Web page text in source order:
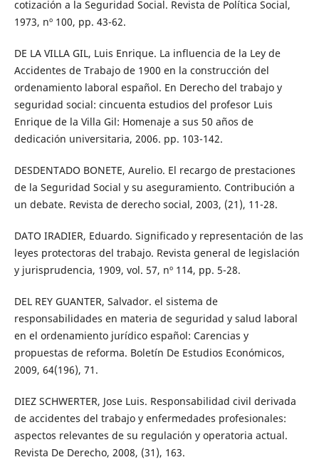
cotización a la Seguridad Social. Revista de Política Social,
1973, nº 100, pp. 43-62.
DE LA VILLA GIL, Luis Enrique. La influencia de la Ley de
Accidentes de Trabajo de 1900 en la construcción del
ordenamiento laboral español. En Derecho del trabajo y
seguridad social: cincuenta estudios del profesor Luis
Enrique de la Villa Gil: Homenaje a sus 50 años de
dedicación universitaria, 2006. pp. 103-142.
DESDENTADO BONETE, Aurelio. El recargo de prestaciones
de la Seguridad Social y su aseguramiento. Contribución a
un debate. Revista de derecho social, 2003, (21), 11-28.
DATO IRADIER, Eduardo. Significado y representación de las
leyes protectoras del trabajo. Revista general de legislación
y jurisprudencia, 1909, vol. 57, nº 114, pp. 5-28.
DEL REY GUANTER, Salvador. el sistema de
responsabilidades en materia de seguridad y salud laboral
en el ordenamiento jurídico español: Carencias y
propuestas de reforma. Boletín De Estudios Económicos,
2009, 64(196), 71.
DIEZ SCHWERTER, Jose Luis. Responsabilidad civil derivada
de accidentes del trabajo y enfermedades profesionales:
aspectos relevantes de su regulación y operatoria actual.
Revista De Derecho, 2008, (31), 163.